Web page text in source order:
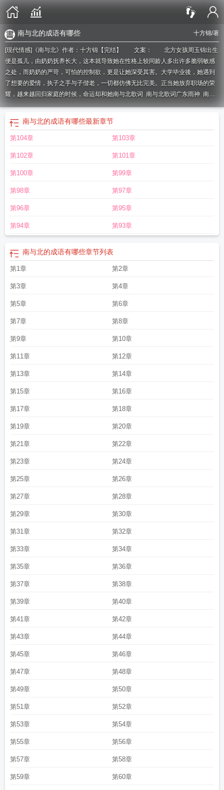
十方锦/著
南与北的成语有哪些
[现代情感]《南与北》作者：十方锦【完结】 文案： 北方女孩周玉锦出生
便是孤儿，由奶奶抚养长大，这本就导致她在性格上较同龄人多出许多脆弱敏感
之处，而奶奶的严苛，可怕的控制欲，更是让她深受其害。大学毕业後，她遇到
了想要的爱情，执子之手与子偕老，一切都仿佛无比完美。正当她放弃职场的荣
耀，越来越回归家庭的时候，命运却和她南与北歌词 南与北歌词广东雨神 南与
北作者南与北高进南与北电视剧南与北电视剧在线观看南与北歌曲表达的是
南与北一丘之貉什么意思 南与北如一丘之貉
神 南与北bbc
高进南与北百度百科 南与北乃一丘之貉
音人海茫茫南与北 南与北如一丘之貉的结论是在什么事件之后
集南与北如一丘之貉怎么读 南与北的英文南与北打一数字
歌词表达什么情感
南与北乃一丘之貉的结论是在
成语的意思是什么呢
南与北如一丘之貉什么意思
文南与北第二季 南与北 第二部 电视剧南与北粤语谐音
思南与北美剧免费播放南与北第一季免费观看南与北一丘之貉南与北代表数
字几 南与北歌词含义是什么南与北三部曲是哪三部
事件之后南与北第二部电影南与北是双又逢旺木春南与北海鲜集市火锅南与
北完整版
南与北高进和广东雨神
的成语
孙中山终于认识到军阀南与北
字南与北乐队 土盛当九月时
放南与北 电视剧 南与北辙
思是双又逄旺木春
南与北的成语有哪些最新章节
第104章 第103章
第102章 第101章
第100章 第99章
第98章 第97章
第96章 第95章
第94章 第93章
南与北的成语有哪些章节列表
第1章 第2章
第3章 第4章
第5章 第6章
第7章 第8章
第9章 第10章
第11章 第12章
第13章 第14章
第15章 第16章
第17章 第18章
第19章 第20章
第21章 第22章
第23章 第24章
第25章 第26章
第27章 第28章
第29章 第30章
第31章 第32章
第33章 第34章
第35章 第36章
第37章 第38章
第39章 第40章
第41章 第42章
第43章 第44章
第45章 第46章
第47章 第48章
第49章 第50章
第51章 第52章
第53章 第54章
第55章 第56章
第57章 第58章
第59章 第60章